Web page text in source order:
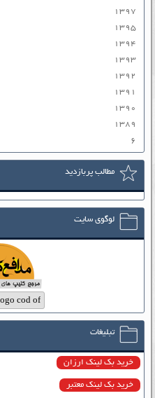
۱۳۹۷
۱۳۹۵
۱۳۹۴
۱۳۹۳
۱۳۹۲
۱۳۹۱
۱۳۹۰
۱۳۸۹
۶
مطالب پربازدید
لوگوی سایت
تبلیغات
خرید بک لینک ارزان
خرید بک لینک معتبر